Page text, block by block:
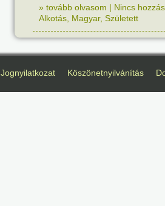
» tovább olvasom | Nincs
Alkotás Magyar, Született
Jognyilatkozat Köszönetnyilvánítás